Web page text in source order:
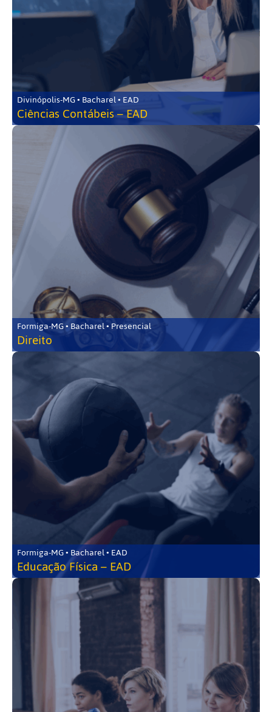
Divinópolis-MG • Bacharel • EAD
Ciências Contábeis – EAD
Formiga-MG • Bacharel • Presencial
Direito
Formiga-MG • Bacharel • EAD
Educação Física – EAD